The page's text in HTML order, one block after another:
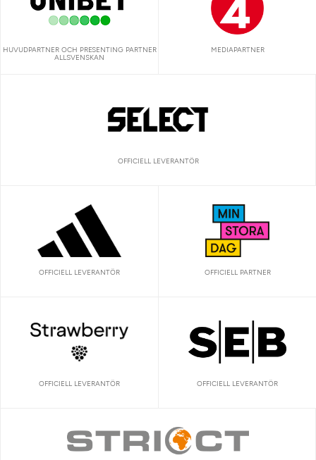
HUVUDPARTNER OCH PRESENTING PARTNER
ALLSVENSKAN
MEDIAPARTNER
OFFICIELL LEVERANTÖR
OFFICIELL LEVERANTÖR OFFICIELL PARTNER
OFFICIELL LEVERANTÖR OFFICIELL LEVERANTÖR